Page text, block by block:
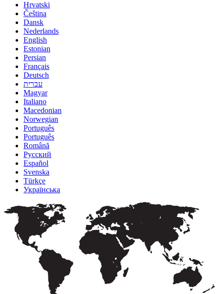
Hrvatski
Čeština
Dansk
Nederlands
English
Estonian
Persian
Français
Deutsch
עברית
Magyar
Italiano
Macedonian
Norwegian
Português
Português
Română
Русский
Español
Svenska
Türkçe
Українська